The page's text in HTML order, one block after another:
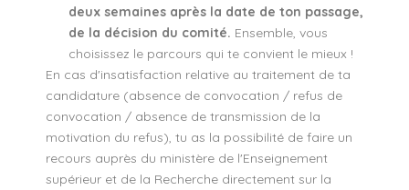
deux semaines après la date de ton passage,
de la décision du comité. Ensemble, vous
choisissez le parcours qui te convient le mieux !
En cas d'insatisfaction relative au traitement de ta
candidature (absence de convocation / refus de
convocation / absence de transmission de la
motivation du refus), tu as la possibilité de faire un
recours auprès du ministère de l'Enseignement
supérieur et de la Recherche directement sur la